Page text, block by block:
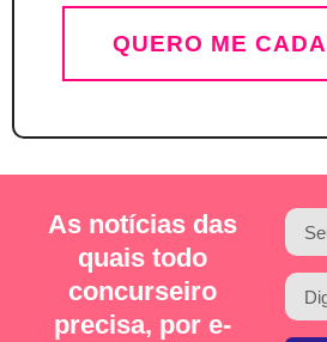
QUERO ME
As notícias das
quais todo
concurseiro
precisa, por e-